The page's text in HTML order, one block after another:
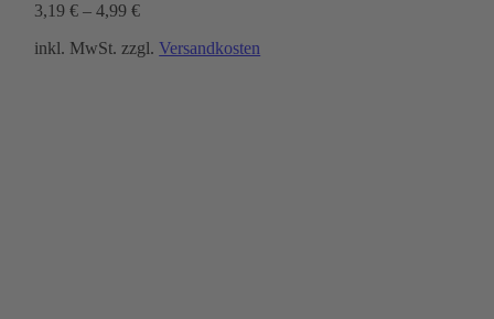
3,19€ –4,99€
inkl. MwSt. zzgl.Versandkosten